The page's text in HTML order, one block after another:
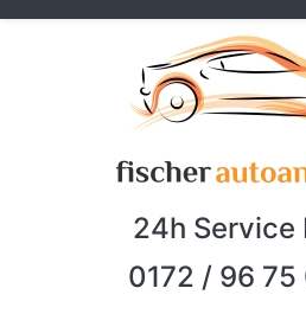
24h Service
0172 / 96 75